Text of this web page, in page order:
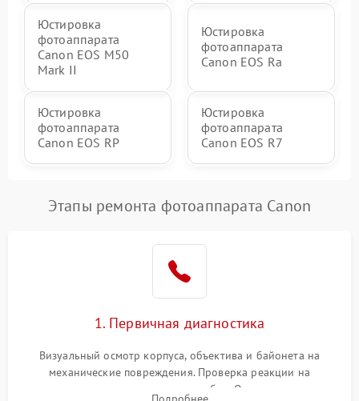
Юстировка
фотоаппарата
Canon EOS M50
Mark II
Юстировка
фотоаппарата
Canon EOS Ra
Юстировка
фотоаппарата
Canon EOS RP
Юстировка
фотоаппарата
Canon EOS R7
Этапы ремонта фотоаппарата Canon
1. Первичная диагностика
Визуальный осмотр корпуса, объектива и байонета на
механические повреждения. Проверка реакции на
включение, считывание кодов ошибок. Оценка состояния